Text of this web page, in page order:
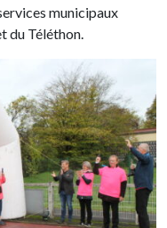
municipaux
du Téléthon.